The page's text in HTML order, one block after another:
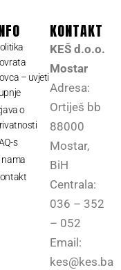
– uvjeti
o
s
nama
KONTAKT
KEŠ d.o.o.
Mostar
Adresa:
Ortiješ bb
88000
Mostar,
BiH
Centrala:
036 – 352
– 052
Email:
kes@kes.ba